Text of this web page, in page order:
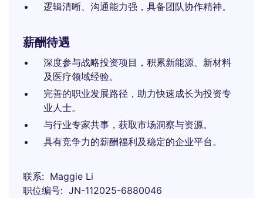
逻辑清晰、沟通能力强，具备团队协作精神。
薪酬待遇
深度参与战略投资项目，积累新能源、新材料
及医疗领域经验。
完善的职业发展路径，助力快速成长为投资专
业人士。
与行业专家共事，获取市场洞察与资源。
具有竞争力的薪酬福利及稳定的企业平台。
联系
Maggie Li
职位编号
JN-112025-6880046